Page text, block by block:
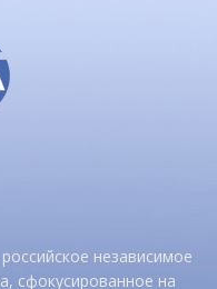
независимое
сфокусированное на